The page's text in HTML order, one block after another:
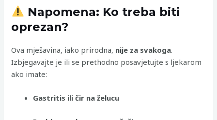
Napomena: Ko treba biti
oprezan?
Ova mješavina, iako prirodna, nije za svakoga.
Izbjegavajte je ili se prethodno posavjetujte s ljekarom
ako imate:
Gastritis ili čir na želucu